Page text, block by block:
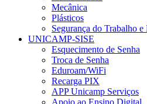
Mecânica
Plásticos
Segurança do Trabalho
UNICAMP-SISE
Esquecimento de Senha
Troca de Senha
Eduroam/WiFi
Recarga PIX
APP Unicamp Serviços
Apoio ao Ensino Digital